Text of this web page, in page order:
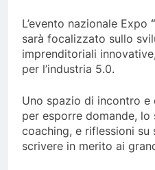
L’evento nazionale Expo
sarà focalizzato sullo
imprenditoriali
per l’industria 5.0.
Uno spazio di incontro
per esporre domande,
coaching, e riflessioni su
scrivere in merito ai